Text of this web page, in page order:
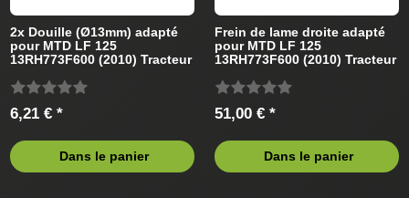
2x Douille (Ø13mm) adapté
pour MTD LF 125
13RH773F600 (2010) Tracteur
6,21 € *
Dans le panier
Frein de lame droite adapté
pour MTD LF 125
13RH773F600 (2010) Tracteur
51,00 € *
Dans le panier